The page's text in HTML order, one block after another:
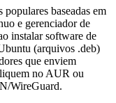
baseadas em
e gerenciador de
instalar software de
(arquivos .deb)
que enviem
no AUR ou
WireGuard.